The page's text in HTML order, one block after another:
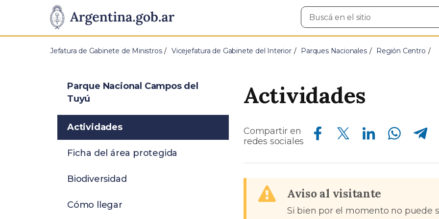
Presidencia
de
Pasar al contenido principal
Buscar
en
Jefatura de Gabinete de Ministros Vicejefatura de Gabinete del Interior Parques Nacionales Región Centro
Actividades
Compartir en
redes sociales
Compartir en Facebook Compartir en Twitter Compartir en Linkedin Compartir en Whatsapp Compartir en Telegram
Aviso al visitante
Si bien por el momento no puede
Parque Nacional Campos del
Tuyú
Actividades
Ficha del área protegida
Biodiversidad
Cómo llegar